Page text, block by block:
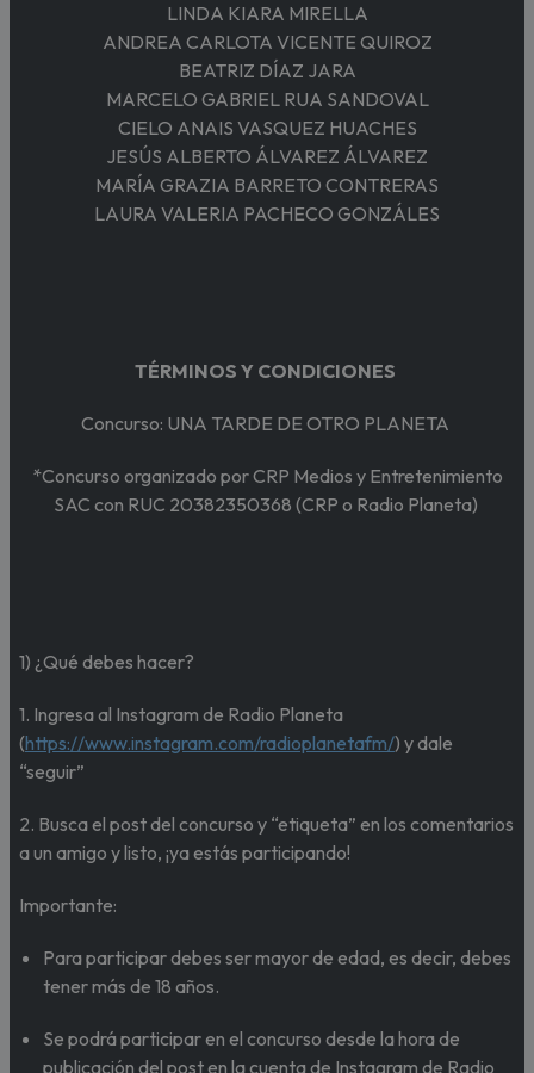
LINDA KIARA MIRELLA
ANDREA CARLOTA VICENTE QUIROZ
BEATRIZ DÍAZ JARA
MARCELO GABRIEL RUA SANDOVAL
CIELO ANAIS VASQUEZ HUACHES
JESÚS ALBERTO ÁLVAREZ ÁLVAREZ
MARÍA GRAZIA BARRETO CONTRERAS
LAURA VALERIA PACHECO GONZÁLES
TÉRMINOS Y CONDICIONES
Concurso: UNA TARDE DE OTRO PLANETA
*Concurso organizado por CRP Medios y Entretenimiento
SAC con RUC 20382350368 (CRP o Radio Planeta)
1) ¿Qué debes hacer?
1. Ingresa al Instagram de Radio Planeta
(https://www.instagram.com/radioplanetafm/) y dale
“seguir”
2. Busca el post del concurso y “etiqueta” en los comentarios
a un amigo y listo, ¡ya estás participando!
Importante:
Para participar debes ser mayor de edad, es decir, debes
tener más de 18 años.
Se podrá participar en el concurso desde la hora de
publicación del post en la cuenta de Instagram de Radio